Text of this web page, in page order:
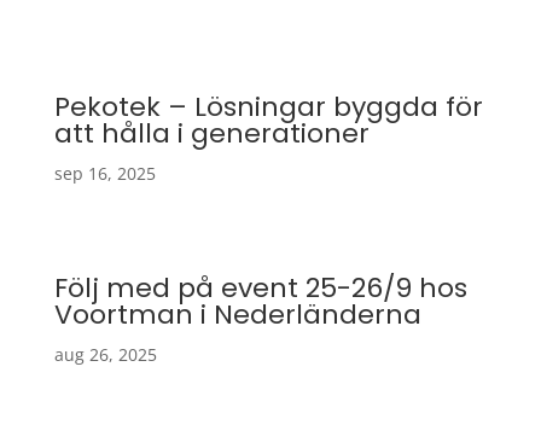
Pekotek – Lösningar byggda för
att hålla i generationer
sep 16, 2025
Följ med på event 25-26/9 hos
Voortman i Nederländerna
aug 26, 2025